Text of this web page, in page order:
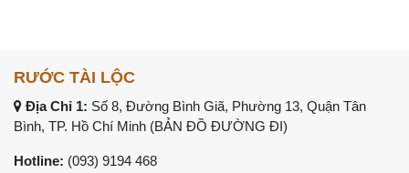
RƯỚC TÀI LỘC
Địa Chỉ 1: Số 8, Đường Bình Giã, Phường 13, Quận Tân
Bình, TP. Hồ Chí Minh (BẢN ĐỒ ĐƯỜNG ĐI)
Hotline: (093) 9194 468